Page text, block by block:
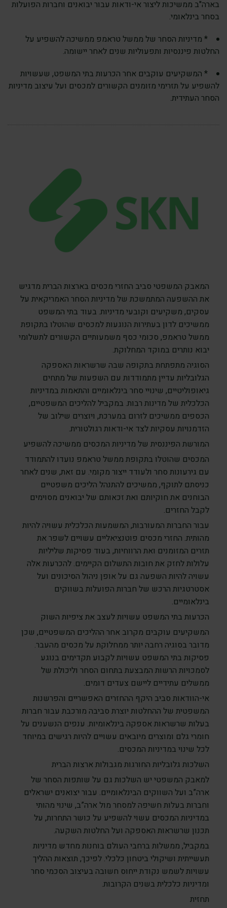
בארה"ב ממשיכות ליצור אי-ודאות עבור יבואנים וחברות הפועלות
בסחר בינלאומי.
* מדיניות הסחר של ממשל טראמפ ממשיכה להשפיע על
החלטות פיננסיות ותפעוליות שנים לאחר יישומה.
* המשקיעים עוקבים אחר הכרעות בתי המשפט, שעשויות
להשפיע על תזרימי מזומנים הקשורים למכסים ועל עיצוב מדיניות
הסחר העתידית.
המאבק המשפטי סביב החזרי מכסים בארצות הברית מדגיש
את ההשפעה המתמשכת של מדיניות הסחר האמריקאית על
עסקים, משקיעים וקובעי מדיניות. בעוד בתי המשפט
ממשיכים לדון בעתירות הנוגעות למכסים שהוטלו בתקופת
ממשל טראמפ, סכומי כסף משמעותיים הקשורים לתשלומי
יבוא נותרים במוקד המחלוקת.
הסוגיה מתפתחת בתקופה שבה שרשראות האספקה
הגלובליות עדיין מתמודדות עם השפעות של מתחים
גיאופוליטיים, שינויי סחר בינלאומיים והתאמות במדיניות
הכלכלית של מדינות רבות. במקביל להליכים המשפטיים,
הכספים ממשיכים לזרום במערכת, ויוצרים שילוב של
הזדמנויות עסקיות לצד אי-ודאות רגולטורית.
המורשת הפיננסית של מדיניות המכסים ממשיכה להשפיע
המכסים שהוטלו בתקופת ממשל טראמפ נועדו להתמודד
עם גירעונות סחר ולעודד ייצור מקומי. עם זאת, שנים לאחר
כניסתם לתוקף, ממשיכים להתנהל הליכים משפטיים
הבוחנים את חוקיותם ואת זכאותם של יבואנים מסוימים
לקבל החזרים.
עבור החברות המעורבות, המשמעות הכלכלית עשויה להיות
מהותית. החזרי מכסים פוטנציאליים עשויים לשפר את
תזרים המזומנים ואת הרווחיות, בעוד פסיקות שליליות
עלולות לחזק את חובות התשלום הקיימים. להכרעות אלה
עשויה להיות השפעה גם על אופן ניהול הסיכונים ועל
אסטרטגיות הרכש של חברות הפועלות בשווקים
בינלאומיים.
הכרעות בתי המשפט עשויות לעצב את ציפיות השוק
המשקיעים עוקבים מקרוב אחר ההליכים המשפטיים, שכן
מדובר בסוגיה רחבה יותר ממחלוקת על מכסים מהעבר.
פסיקות בתי המשפט עשויות לקבוע תקדימים בנוגע
לסמכויות הרשות המבצעת בתחום הסחר וליכולת של
ממשלים עתידיים ליישם צעדים דומים.
אי-הוודאות סביב היקף ההחזרים האפשריים והפרשנות
המשפטית של ההחלטות יוצרת סביבה מורכבת עבור חברות
בעלות שרשראות אספקה בינלאומיות. ענפים הנשענים על
חומרי גלם ומוצרים מיובאים עשויים להיות רגישים במיוחד
לכל שינוי במדיניות המכסים.
השלכות גלובליות החורגות מגבולות ארצות הברית
למאבק המשפטי יש השלכות גם על שותפות הסחר של
ארה”ב ועל השווקים הבינלאומיים. עבור יצואנים ישראלים
וחברות בעלות חשיפה למסחר מול ארה”ב, שינוי מהותי
במדיניות המכסים עשוי להשפיע על כושר התחרות, על
תכנון שרשראות האספקה ועל החלטות השקעה.
במקביל, ממשלות ברחבי העולם בוחנות מחדש מדיניות
תעשייתית ושיקולי ביטחון כלכלי. לפיכך, תוצאות ההליך
עשויות לשמש נקודת ייחוס חשובה בעיצוב הסכמי סחר
ומדיניות כלכלית בשנים הקרובות.
תחזית